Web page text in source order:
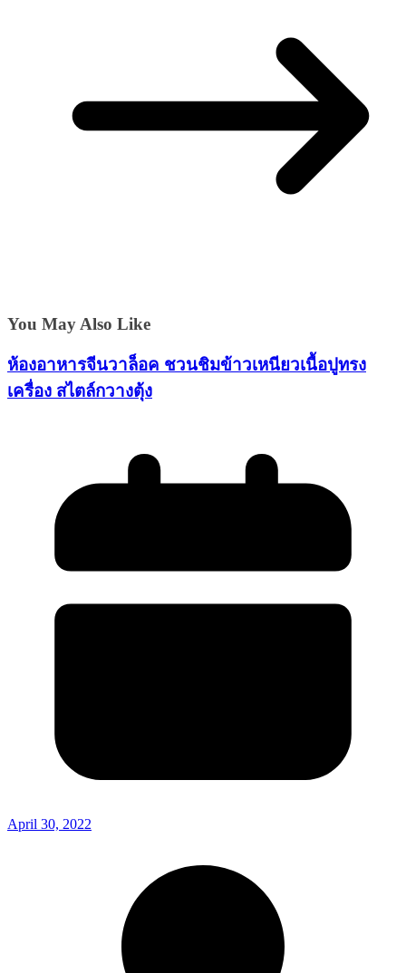
You May Also Like
ห้องอาหารจีนวาล็อค ชวนชิมข้าวเหนียวเนื้อปูทรง
เครื่อง สไตล์กวางตุ้ง
April 30, 2022